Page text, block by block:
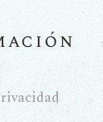
trata de
menudo con
aluminio o